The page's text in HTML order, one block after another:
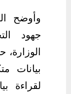
وأوضح
جهود
بيانات
لقراءة